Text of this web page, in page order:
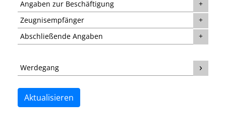
Angaben zur Beschäftigung
Zeugnisempfänger
Abschließende Angaben
Werdegang
Aktualisieren